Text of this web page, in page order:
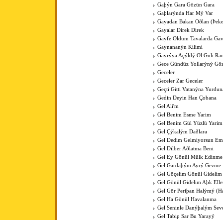
Gaþýn Gara Gözün Gara
Gaþlarýnda Har Mý Var
Gayadan Bakan Oðlan
Gayalar Direk Direk
Gayfe Oldum Tavalarda
Gaynananýn Kilimi
Gayrýya Açýldý Ol Güli
Gece Gündüz Yollarýný
Geceler
Geceler Zar Geceler
Geçti Gitti Vatanýna
Gedin Deyin Han Çobana
Gel Ali'm
Gel Benim Esme Yarim
Gel Benim Gül Yüzlü Yarim
Gel Çýkalým Daðlara
Gel Dedim Gelmiyorsun
Gel Dilber Aðlatma Beni
Gel Ey Gönül Mülk
Gel Gardaþým Ayrý Gezme
Gel Göçelim Gönül Gidelim
Gel Gönül Gidelim Aþk
Gel Gör Periþan Halýmý
Gel Ha Gönül Havalanma
Gel Seninle Danýþalým
Gel Tabip Sar Bu Yarayý